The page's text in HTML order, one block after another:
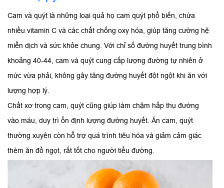
Cam và quýt là những loại quả họ cam quýt phổ biến, chứa
nhiều vitamin C và các chất chống oxy hóa, giúp tăng cường hệ
miễn dịch và sức khỏe chung. Với chỉ số đường huyết trung bình
khoảng 40-44, cam và quýt cung cấp lượng đường tự nhiên ở
mức vừa phải, không gây tăng đường huyết đột ngột khi ăn với
lượng hợp lý.
Chất xơ trong cam, quýt cũng giúp làm chậm hấp thụ đường
vào máu, duy trì ổn định lượng đường huyết. Ăn cam, quýt
thường xuyên còn hỗ trợ quá trình tiêu hóa và giảm cảm giác
thèm ăn đồ ngọt, rất tốt cho người tiểu đường.